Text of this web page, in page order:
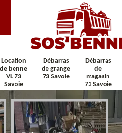
Location
de benne
VL 73
Savoie
Débarras
de grange
73 Savoie
Débarras
de
magasin
73 Savoie